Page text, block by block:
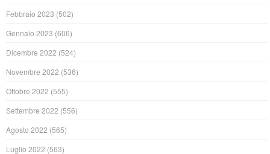
Febbraio 2023 (502)
Gennaio 2023 (606)
Dicembre 2022 (524)
Novembre 2022 (536)
Ottobre 2022 (555)
Settembre 2022 (556)
Agosto 2022 (565)
Luglio 2022 (563)